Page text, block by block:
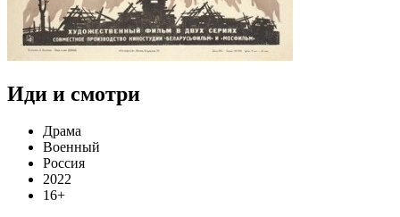
Иди и смотри
Драма
Военный
Россия
2022
16+